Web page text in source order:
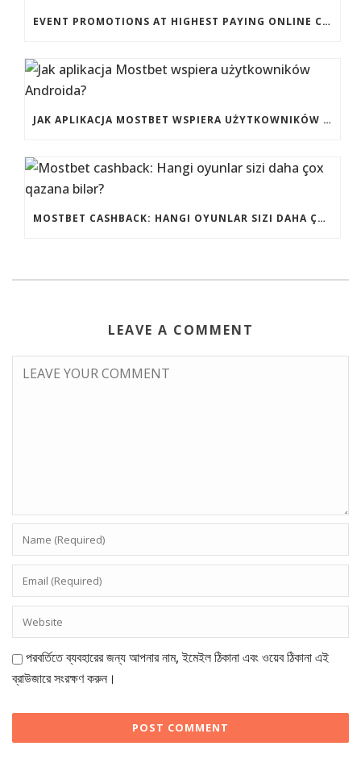
EVENT PROMOTIONS AT HIGHEST PAYING ONLINE CASINOS WITH BEST RTP
JAK APLIKACJA MOSTBET WSPIERA UŻYTKOWNIKÓW ANDROIDA?
MOSTBET CASHBACK: HANGI OYUNLAR SIZI DAHA ÇOX QAZANA BILƏR?
LEAVE A COMMENT
পরবর্তিতে ব্যবহারের জন্য আপনার নাম, ইমেইল ঠিকানা এবং ওয়েব ঠিকানা এই
ব্রাউজারে সংরক্ষণ করুন।